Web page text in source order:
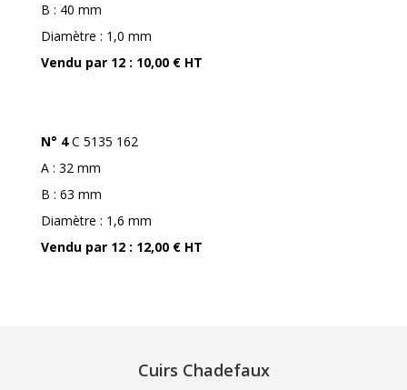
B : 40 mm
Diamètre : 1,0 mm
Vendu par 12 : 10,00 € HT
N° 4C 5135 162
A : 32 mm
B : 63 mm
Diamètre : 1,6 mm
Vendu par 12 : 12,00 € HT
Cuirs Chadefaux